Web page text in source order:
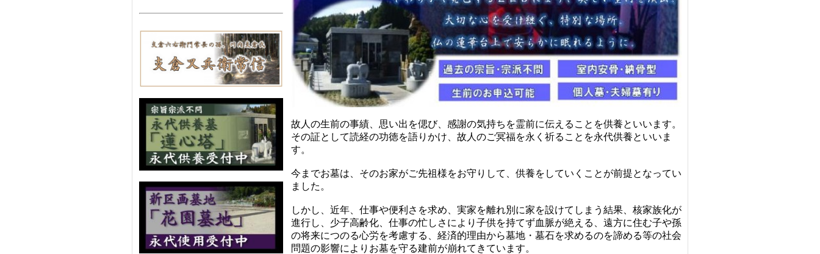
故人の生前の事績、思い出を偲び、感謝の気持ちを霊前に伝えることを供養といいます。
その証として読経の功徳を語りかけ、故人のご冥福を永く祈ることを永代供養といいま
す。
今までお墓は、そのお家がご先祖様をお守りして、供養をしていくことが前提となってい
ました。
しかし、近年、仕事や便利さを求め、実家を離れ別に家を設けてしまう結果、核家族化が
進行し、少子高齢化、仕事の忙しさにより子供を持てず血脈が絶える、遠方に住む子や孫
の将来につのる心労を考慮する、経済的理由から墓地・墓石を求めるのを諦める等の社会
問題の影響によりお墓を守る建前が崩れてきています。